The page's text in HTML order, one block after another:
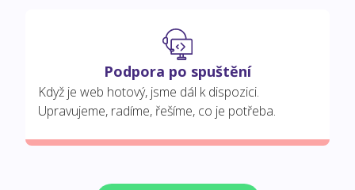
Podpora po spuštění
Když je web hotový, jsme dál k dispozici.
Upravujeme, radíme, řešíme, co je potřeba.